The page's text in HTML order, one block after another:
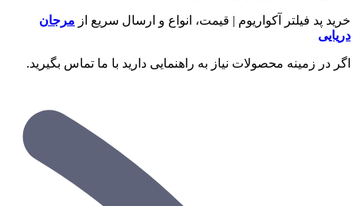
خرید پد فیلتر آکواریوم | قیمت، انواع و ارسال سریع از مرجان
دریایی
اگر در زمینه محصولات نیاز به راهنمایی دارید با ما تماس بگیرید.